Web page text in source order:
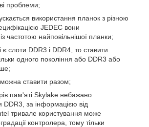
проблеми;
використання планок з різною
JEDEC вони
частотою найповільнішої планки;
слоти DDR3 і DDR4, то ставити
одного покоління або DDR3 або
ставити разом;
пам'яті Skylake небажано
DDR3, за інформацією від
тривале користування може
контролера, тому тільки